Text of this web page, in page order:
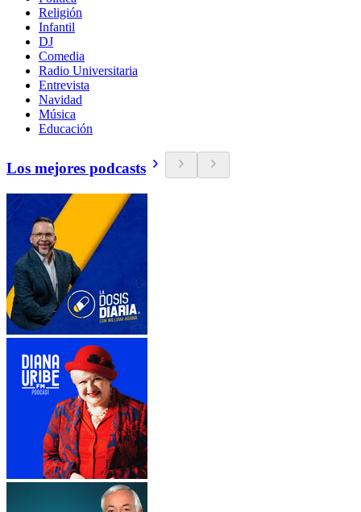
Religión
Infantil
DJ
Comedia
Radio Universitaria
Entrevista
Navidad
Música
Educación
Los mejores podcasts